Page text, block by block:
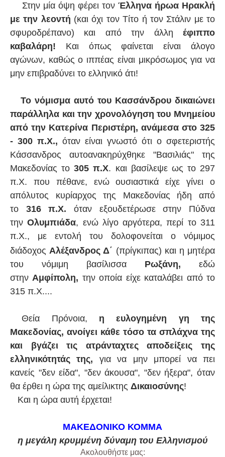
Στην μία όψη φέρει τον Έλληνα ήρωα Ηρακλή
με την λεοντή (και όχι τον Τίτο ή τον Στάλιν με το
σφυροδρέπανο) και από την άλλη έφιππο
καβαλάρη! Και όπως φαίνεται είναι άλογο
αγώνων, καθώς ο ιππέας είναι μικρόσωμος για να
μην επιβραδύνει το ελληνικό άτι!
Το νόμισμα αυτό του Κασσάνδρου δικαιώνει
παράλληλα και την χρονολόγηση του Μνημείου
από την Κατερίνα Περιστέρη, ανάμεσα στο 325
- 300 π.Χ., όταν είναι γνωστό ότι ο σφετεριστής
Κάσσανδρος αυτοανακηρύχθηκε "Βασιλιάς" της
Μακεδονίας το305 π.Χ. και βασίλεψε ως το 297
π.Χ. που πέθανε, ενώουσιαστικά
είχε γίνει ο
απόλυτος κυρίαρχος της Μακεδονίας ήδη από
το 316 π.Χ. όταν εξουδετέρωσε στην Πύδνα
τηνΟλυμπιάδα, ενώ λίγο αργότερα, περί το 311
π.Χ., με εντολή του δολοφονείται ο νόμιμος
διάδοχος Αλέξανδρος Δ΄ (πρίγκιπας) και η μητέρα
του νόμιμη βασίλισσα Ρωξάνη, εδώ
στηνΑμφίπολη, την οποία είχε καταλάβει από το
315 π.Χ....
Θεία Πρόνοια, η ευλογημένη γη της
Μακεδονίας, ανοίγει κάθε τόσο τα σπλάχνα της
και βγάζει τις ατράνταχτες αποδείξεις της
ελληνικότητάς της, για να μην μπορεί να πει
κανείς "δεν είδα", "δεν άκουσα", "δεν ήξερα", όταν
θα έρθει η ώρα της αμείλικτης Δικαιοσύνης!
Και η ώρα αυτή έρχεται!
ΜΑΚΕΔΟΝΙΚΟ ΚΟΜΜΑ
η μεγάλη κρυμμένη δύναμη του Ελληνισμού
Ακολουθήστε μας: